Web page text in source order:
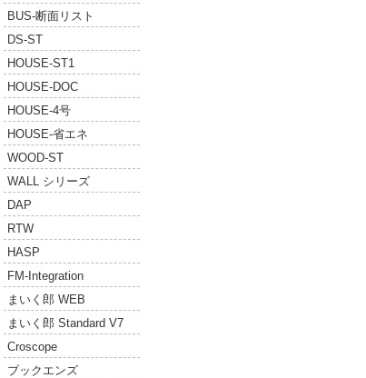
BUS-断面リスト
DS-ST
HOUSE-ST1
HOUSE-DOC
HOUSE-4号
HOUSE-省エネ
WOOD-ST
WALL シリーズ
DAP
RTW
HASP
FM-Integration
まいく郎 WEB
まいく郎 Standard V7
Croscope
ブックエンズ